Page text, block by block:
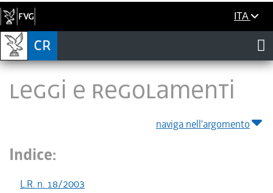
ITA
LEGGI E REGOLAMENTI
naviga nell'argomento
Indice:
L.R. n. 18/2003